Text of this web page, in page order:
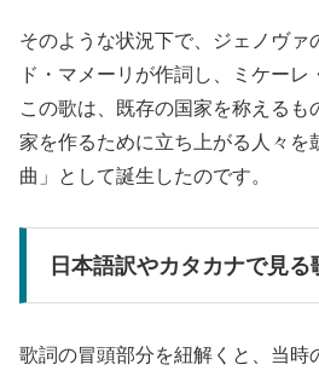
そのような状況下で、ジェノヴァ
ド・マメーリが作詞し、ミケーレ
この歌は、既存の国家を称えるも
家を作るために立ち上がる人々を
曲」として誕生したのです。
日本語訳やカタカナで見る
歌詞の冒頭部分を紐解くと、当時